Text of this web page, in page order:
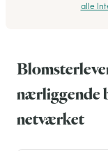
alle
nærliggende
netværket